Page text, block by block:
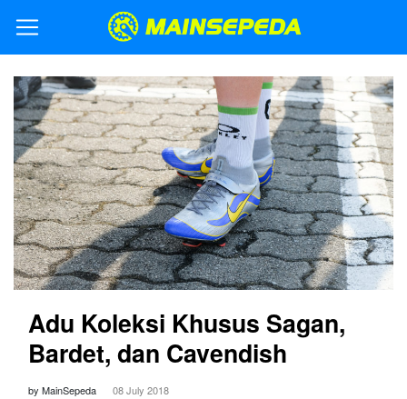
Adu Koleksi Khusus Sagan,
Bardet, dan Cavendish
by MainSepeda 08 July 2018